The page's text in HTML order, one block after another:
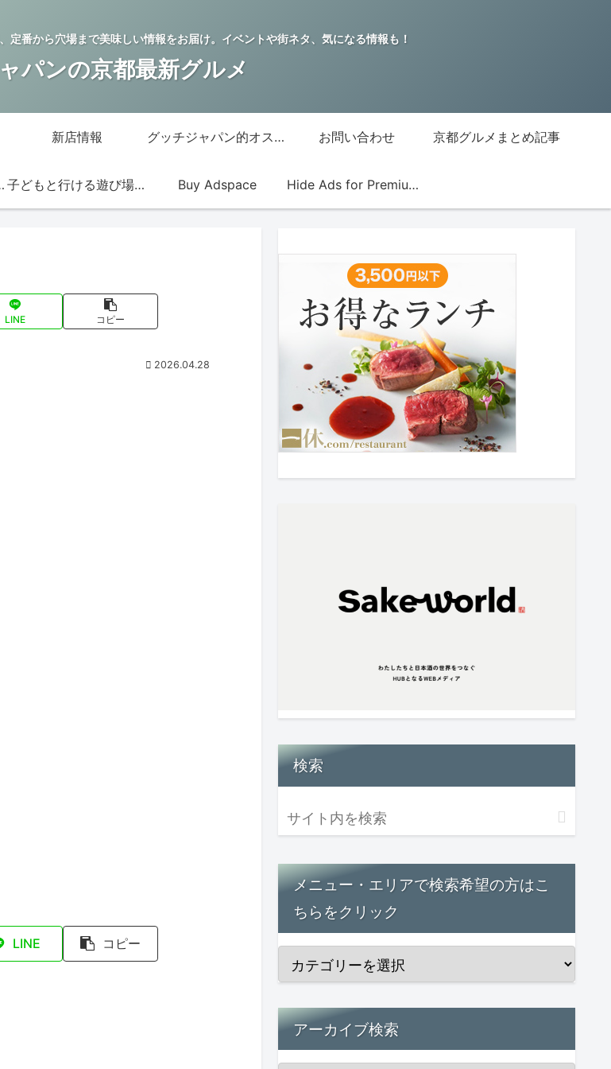
定番から穴場まで美味しい情報をお届け。イベントや街ネタ、気になる情報も！
パンの京都最新グルメ
新店情報 グッチジャパン的オススメ店 お問い合わせ 京都グルメまとめ記事
この店 子どもと行ける遊び場・お店 Buy Adspace Hide Ads for Premium Members
LINE コピー
2026.04.28
LINE コピー
検索
メニュー・エリアで検索希望の方はこ
ちらをクリック
アーカイブ検索